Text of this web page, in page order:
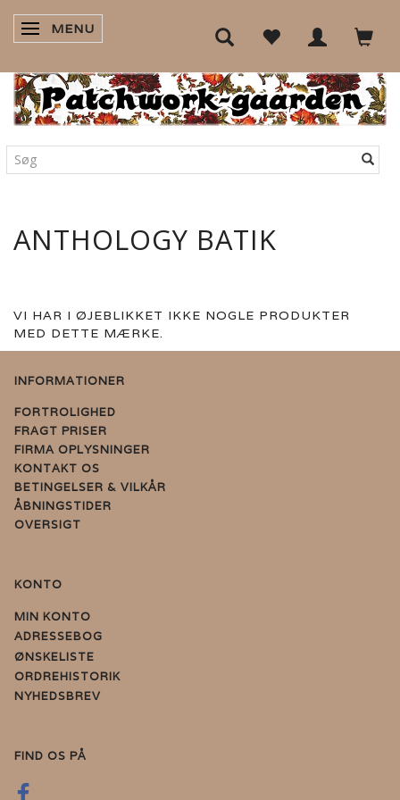
SKIFTE NAVIGATION
MENU
ANTHOLOGY BATIK
VI HAR I ØJEBLIKKET IKKE NOGLE PRODUKTER
MED DETTE MÆRKE.
INFORMATIONER
FORTROLIGHED
FRAGT PRISER
FIRMA OPLYSNINGER
KONTAKT OS
BETINGELSER & VILKÅR
ÅBNINGSTIDER
OVERSIGT
KONTO
MIN KONTO
ADRESSEBOG
ØNSKELISTE
ORDREHISTORIK
NYHEDSBREV
FIND OS PÅ